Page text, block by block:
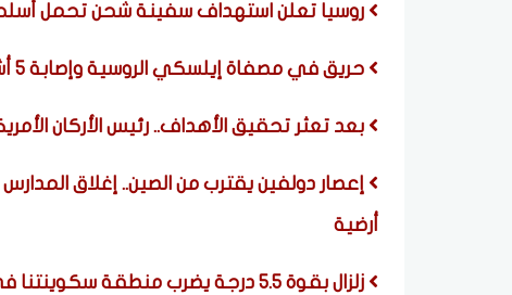
روسيا تعلن استهداف سفينة شحن تحمل أسلحة
حريق في مصفاة إيلسكي الروسية وإصابة 5 أشخاص جراء هجوم بمسيرات أوكرانية
بعد تعثر تحقيق الأهداف.. رئيس الأركان
إعصار دولفين يقترب من الصين.. إغلاق
أرضية
زلزال بقوة 5.5 درجة يضرب منطقة سكوينتنا في ألاسكا الأمريكية